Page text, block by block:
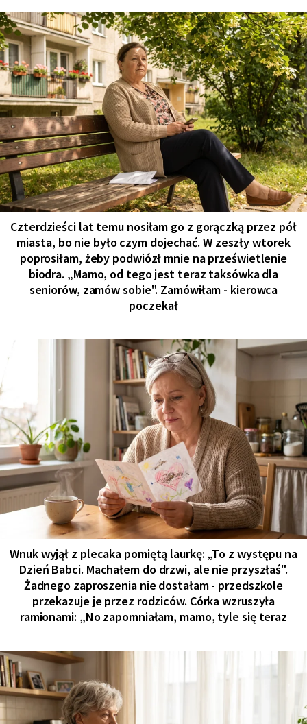
Czterdzieści lat temu nosiłam go z gorączką przez pół
miasta, bo nie było czym dojechać. W zeszły wtorek
poprosiłam, żeby podwiózł mnie na prześwietlenie
biodra. „Mamo, od tego jest teraz taksówka dla
seniorów, zamów sobie". Zamówiłam - kierowca
poczekał
Wnuk wyjął z plecaka pomiętą laurkę: „To z występu na
Dzień Babci. Machałem do drzwi, ale nie przyszłaś".
Żadnego zaproszenia nie dostałam - przedszkole
przekazuje je przez rodziców. Córka wzruszyła
ramionami: „No zapomniałam, mamo, tyle się teraz